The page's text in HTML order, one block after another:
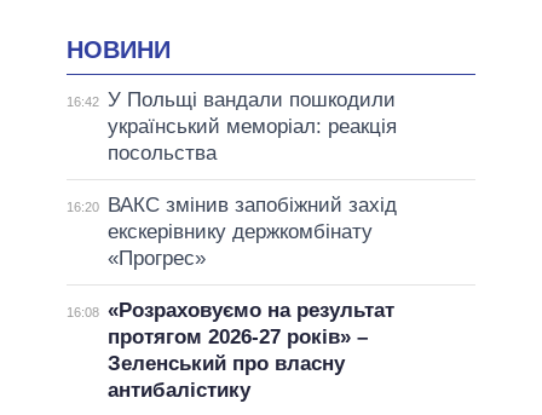
НОВИНИ
16:42 У Польщі вандали пошкодили
український меморіал: реакція
посольства
16:20
ВАКС змінив запобіжний захід
екскерівнику держкомбінату
«Прогрес»
16:08 «Розраховуємо на результат
протягом 2026-27 років» –
Зеленський про власну
антибалістику